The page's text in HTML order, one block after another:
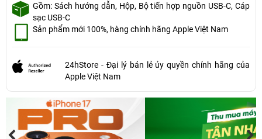
Gồm: Sách hướng dẫn, Hộp, Bộ tiến hợp nguồn USB-C, Cáp
sạc USB-C
Sản phẩm mới 100%, hàng chính hãng Apple Việt Nam
24hStore - Đại lý bán lẻ ủy quyền chính hãng của
Apple Việt Nam